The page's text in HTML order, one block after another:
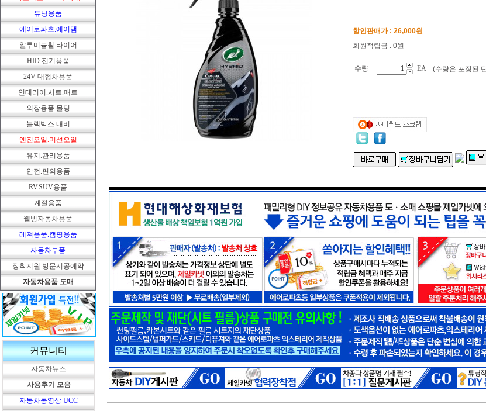
튜닝용품
에어로파츠.에어댐
알루미늄휠.타이어
HID.전기용품
24V 대형차용품
인테리어.시트.매트
외장용품.몰딩
블랙박스.내비
엔진오일.미션오일
유지.관리용품
안전.편의용품
RV.SUV용품
계절용품
웰빙자동차용품
레져용품.캠핑용품
자동차부품
장착지원.방문시공예약
자동차용품 도매
커뮤니티
자동차뉴스
사용후기 모음
자동차동영상 UCC
할인판매가 : 26,000원
회원적립금 : 0원
수량 EA (수량은 포장된